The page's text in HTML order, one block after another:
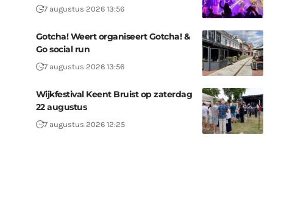
7 augustus 2026 13:56
Gotcha! Weert organiseert Gotcha! &
Go social run
7 augustus 2026 13:56
Wijkfestival Keent Bruist op zaterdag
22 augustus
7 augustus 2026 12:25